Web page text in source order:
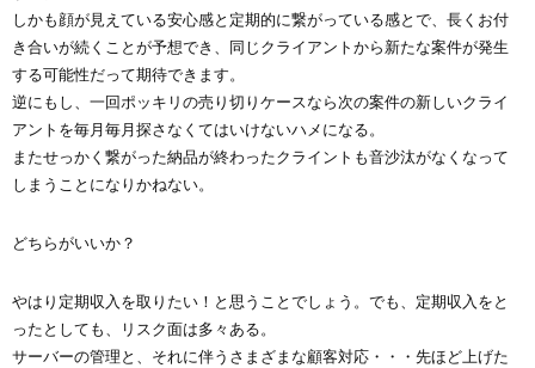
しかも顔が見えている安心感と定期的に繋がっている感とで、長くお付
き合いが続くことが予想でき、同じクライアントから新たな案件が発生
する可能性だって期待できます。
逆にもし、一回ポッキリの売り切りケースなら次の案件の新しいクライ
アントを毎月毎月探さなくてはいけないハメになる。
またせっかく繋がった納品が終わったクライントも音沙汰がなくなって
しまうことになりかねない。
どちらがいいか？
やはり定期収入を取りたい！と思うことでしょう。でも、定期収入をと
ったとしても、リスク面は多々ある。
サーバーの管理と、それに伴うさまざまな顧客対応・・・先ほど上げた